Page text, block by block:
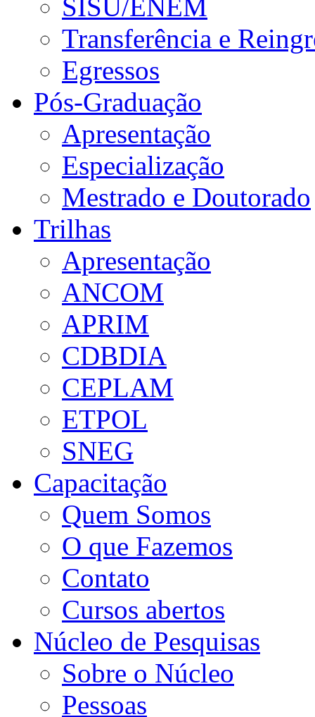
SISU/ENEM
Transferência e
Egressos
Pós-Graduação
Apresentação
Especialização
Mestrado e Doutorado
Trilhas
Apresentação
ANCOM
APRIM
CDBDIA
CEPLAM
ETPOL
SNEG
Capacitação
Quem Somos
O que Fazemos
Contato
Cursos abertos
Núcleo de Pesquisas
Sobre o Núcleo
Pessoas